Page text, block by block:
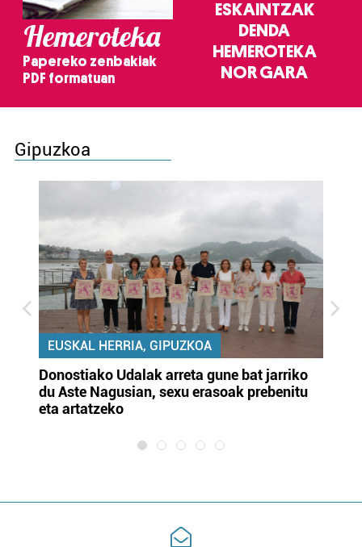
Hemeroteka
Papereko zenbakiak
PDF formatuan
ESKAINTZAK
DENDA
HEMEROTEKA
NOR GARA
Gipuzkoa
EUSKAL HERRIA, GIPUZKOA
Donostiako Udalak arreta gune bat jarriko
du Aste Nagusian, sexu erasoak prebenitu
eta artatzeko